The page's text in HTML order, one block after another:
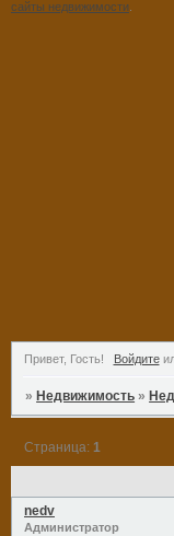
сайты недвижимости
Привет, Гость! Войдите
»Недвижимость »
Страница: 1
nedv
Администратор